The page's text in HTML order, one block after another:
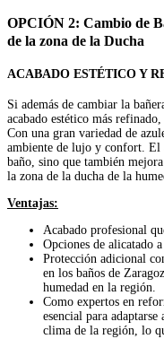
OPCIÓN 2: Cambio de
de la zona de la Ducha
ACABADO ESTÉTICO Y
Si además de cambiar la
acabado estético más
Con una gran variedad de
ambiente de lujo y confort. El
baño, sino que también
la zona de la ducha de la
Ventajas:
Acabado profesional
Opciones de alicatado
Protección adicional
en los baños de
humedad en la región.
Como expertos en
esencial para
clima de la región, lo